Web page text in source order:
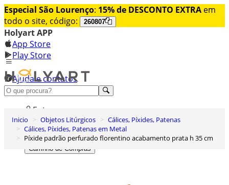
Especial São Lourenço: 15% de DESCONTO EXTRA em
todo o site, código:
260807
Holyart APP
App Store
Play Store
Ajuda e contatos
Conheça premium
Entrar
Lista de Desejos
0
Carrinho de Compras
Inicio Objetos Litúrgicos
Cálices, Píxides, Patenas
Cálices, Píxides, Patenas em Metal
Píxide padrão perfurado florentino acabamento prata h 35 cm